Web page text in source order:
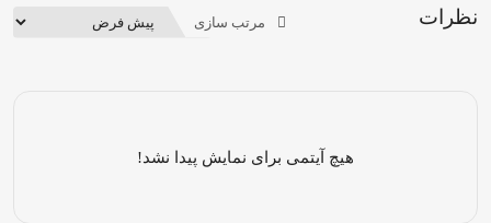
نظرات مرتب سازی
هیچ آیتمی برای نمایش پیدا نشد!